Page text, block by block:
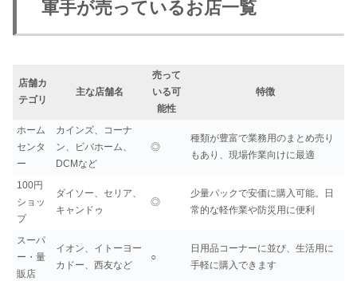
軍手が売っているお店一覧
店舗カ
テゴリ
主な店舗名
売って
いる可
能性
特徴
ホーム
センタ
ー
カインズ、コーナ
ン、ビバホーム、
DCMなど
◎
種類が豊富で業務用のまとめ売り
もあり、現場作業向けに最適
100円
ショッ
プ
ダイソー、セリア、
キャンドゥ
◎
少量パックで安価に購入可能。日
常的な軽作業や防災用に便利
スーパ
ー・量
販店
イオン、イトーヨー
カドー、西友など
○
日用品コーナーに並び、生活用に
手軽に購入できます